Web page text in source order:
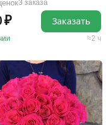
3 заказа
2 ч
Заказать